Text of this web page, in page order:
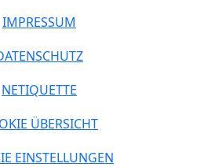
IMPRESSUM
NETIQUETTE
ÜBERSICHT
EINSTELLUNGEN